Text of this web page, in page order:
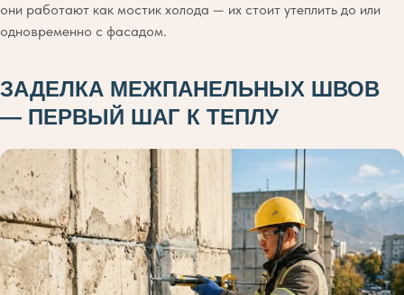
они работают как мостик холода — их стоит утеплить до или
одновременно с фасадом.
ЗАДЕЛКА МЕЖПАНЕЛЬНЫХ ШВОВ
— ПЕРВЫЙ ШАГ К ТЕПЛУ